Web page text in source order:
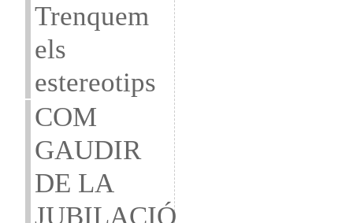
Trenquem
els
estereotips
COM
GAUDIR
DE LA
JUBILACIÓ